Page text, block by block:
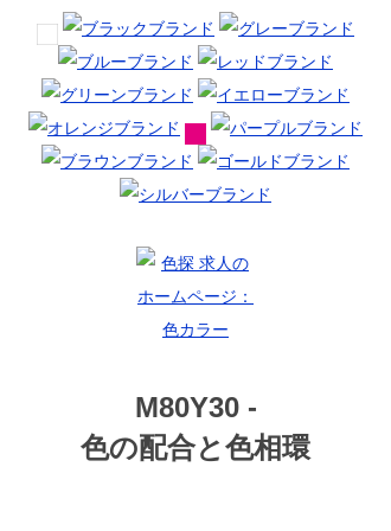
M80Y30 -
色の配合と色相環